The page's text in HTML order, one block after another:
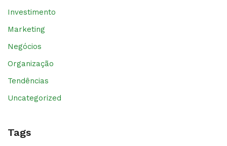
Investimento
Marketing
Negócios
Organização
Tendências
Uncategorized
Tags